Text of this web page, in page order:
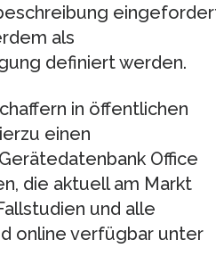
als
definiert werden.
in öffentlichen
einen
Office
die aktuell am Markt
und alle
online verfügbar unter